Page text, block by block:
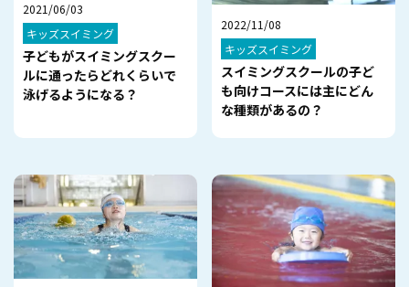
2021/06/03
キッズスイミング
子どもがスイミングスクー
ルに通ったらどれくらいで
泳げるようになる？
2022/11/08
キッズスイミング
スイミングスクールの子ど
も向けコースには主にどん
な種類があるの？